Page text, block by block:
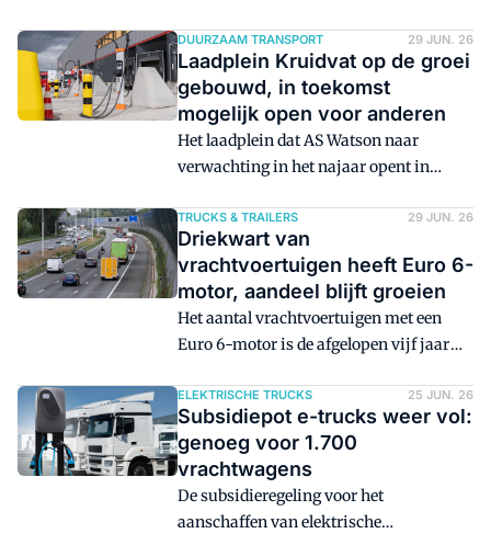
München, sinds de start van de
serieproductie van elektrische trucks
een jaar eerder. Het Duitse bedrijf gaat
meer aandacht besteden aan de
productie van e-trucks.
DUURZAAM TRANSPORT 29 JUN. 26
Laadplein Kruidvat op de groei
gebouwd, in toekomst
mogelijk open voor anderen
Het laadplein dat AS Watson naar
verwachting in het najaar opent in
capaciteit.
TRUCKS & TRAILERS 29 JUN. 26
Driekwart van
vrachtvoertuigen heeft Euro 6-
motor, aandeel blijft groeien
Het aantal vrachtvoertuigen met een
Euro 6-motor is de afgelopen vijf jaar
van 2026 waren er 133 duizend
vrachtvoertuigen met een Euro 6-motor.
ELEKTRISCHE TRUCKS 25 JUN. 26
Subsidiepot e-trucks weer vol:
genoeg voor 1.700
vrachtwagens
De subsidieregeling voor het
aanschaffen van elektrische